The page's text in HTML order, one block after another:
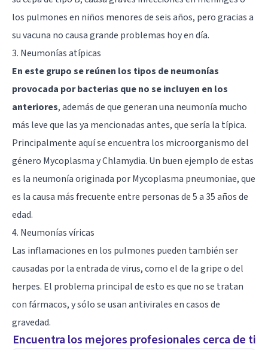
los pulmones en niños menores de seis años, pero gracias a
su vacuna no causa grande problemas hoy en día.
3. Neumonías atípicas
En este grupo se reúnen los tipos de neumonías
provocada por bacterias que no se incluyen en los
anteriores, además de que generan una neumonía mucho
más leve que las ya mencionadas antes, que sería la típica.
Principalmente aquí se encuentra los microorganismo del
género Mycoplasma y Chlamydia. Un buen ejemplo de estas
es la neumonía originada por Mycoplasma pneumoniae, que
es la causa más frecuente entre personas de 5 a 35 años de
edad.
4. Neumonías víricas
Las inflamaciones en los pulmones pueden también ser
causadas por la entrada de virus, como el de la gripe o del
herpes. El problema principal de esto es que no se tratan
con fármacos, y sólo se usan antivirales en casos de
gravedad.
Encuentra los mejores profesionales cerca de ti